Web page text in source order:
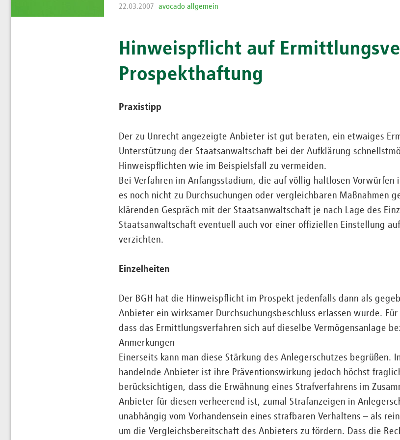
22.03.2007 avocado allgemein
Hinweispflicht auf
Prospekthaftung
Praxistipp
Der zu Unrecht angezeigte Anbieter ist gut beraten, ein etwaiges
Unterstützung der Staatsanwaltschaft bei der Aufklärung
Hinweispflichten wie im Beispielsfall zu vermeiden.
Bei Verfahren im Anfangsstadium, die auf völlig haltlosen Vorwürfen
es noch nicht zu Durchsuchungen oder vergleichbaren Maßnahmen
klärenden Gespräch mit der Staatsanwaltschaft je nach Lage des
Staatsanwaltschaft eventuell auch vor einer offiziellen Einstellung
verzichten.
Einzelheiten
Der BGH hat die Hinweispflicht im Prospekt jedenfalls dann als
Anbieter ein wirksamer Durchsuchungsbeschluss erlassen wurde.
dass das Ermittlungsverfahren sich auf dieselbe Vermögensanlage
Anmerkungen
Einerseits kann man diese Stärkung des Anlegerschutzes
handelnde Anbieter ist ihre Präventionswirkung jedoch höchst
berücksichtigen, dass die Erwähnung eines Strafverfahrens im
Anbieter für diesen verheerend ist, zumal Strafanzeigen in
unabhängig vom Vorhandensein eines strafbaren Verhaltens – als
um die Vergleichsbereitschaft des Anbieters zu fördern. Dass die